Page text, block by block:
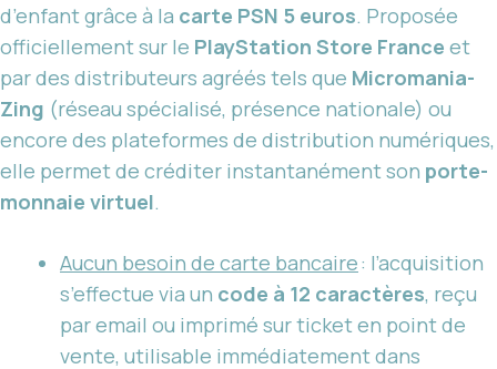
d’enfant grâce à la carte PSN 5 euros. Proposée
officiellement sur le PlayStation Store France et
par des distributeurs agréés tels que Micromania-
Zing (réseau spécialisé, présence nationale) ou
encore des plateformes de distribution numériques,
elle permet de créditer instantanément son porte-
monnaie virtuel.
Aucun besoin de carte bancaire: l’acquisition
s’effectue via un code à 12 caractères, reçu
par email ou imprimé sur ticket en point de
vente, utilisable immédiatement dans